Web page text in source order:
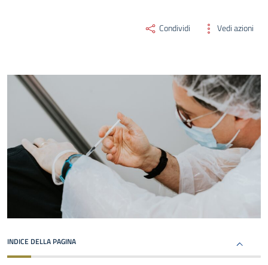
Condividi Vedi azioni
INDICE DELLA PAGINA